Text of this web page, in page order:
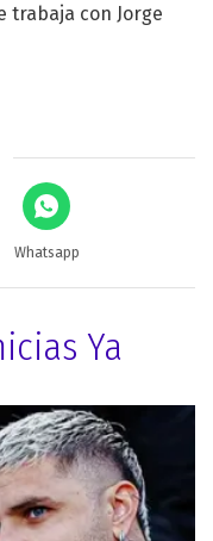
trabaja con Jorge
Whatsapp
Ya